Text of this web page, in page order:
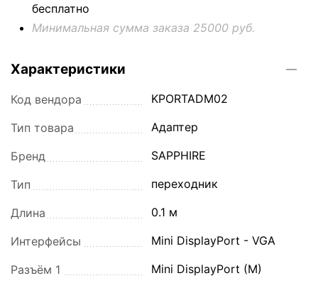
бесплатно
Минимальная сумма заказа 25000 руб.
Характеристики
Код вендора KPORTADM02
Тип товара Адаптер
Бренд SAPPHIRE
Тип переходник
Длина 0.1 м
Интерфейсы Mini DisplayPort - VGA
Разъём 1 Mini DisplayPort (M)